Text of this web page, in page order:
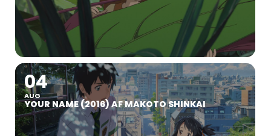
04
AUG
YOUR NAME (2016) AF MAKOTO SHINKAI